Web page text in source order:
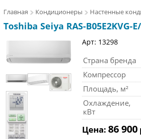
Главная Кондиционеры Настенные
Toshiba Seiya RAS-B05E2KVG-E/
Арт: 13298
Страна бренда
Компрессор
Площадь, м²
Охлаждение,
кВт
Цена: 86 900